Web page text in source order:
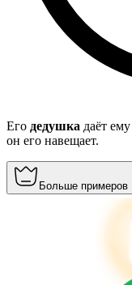
Его дедушка даёт
он его навещает.
Больше примеров